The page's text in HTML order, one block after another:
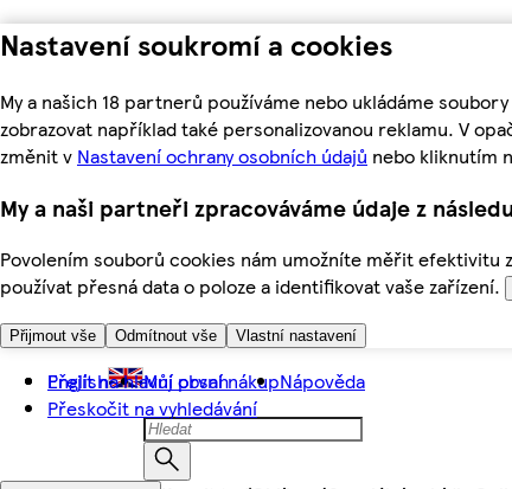
Nastavení soukromí a cookies
My a našich 18 partnerů používáme nebo ukládáme
zobrazovat například také personalizovanou reklamu. V
změnit v Nastavení ochrany osobních údajů nebo kliknutím
My a naši partneři zpracováváme údaje z
Povolením souborů cookies nám umožníte měřit efektivitu
používat přesná data o poloze a identifikovat vaše zařízení.
Přijmout vše Odmítnout vše Vlastní nastavení
Přejít na hlavní obsah
Přeskočit na vyhledávání
English Můj první nákupNápověda